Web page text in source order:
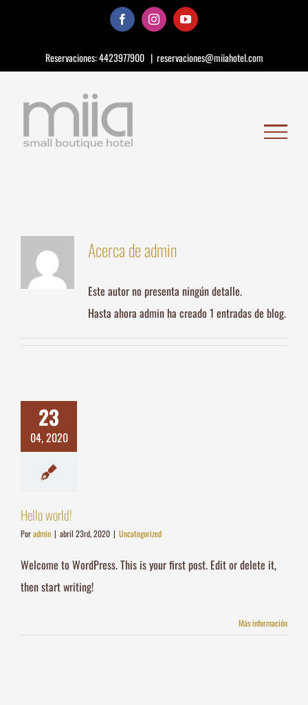
FacebookInstagramYouTube
Reservaciones:4423977900 | reservaciones@miiahotel.com
Acerca deadmin
Este autor no presenta ningún detalle.
Hasta ahora admin ha creado 1 entradas de blog.
23
04, 2020
Hello world!
Poradmin | abril 23rd, 2020 | Uncategorized
Welcome to WordPress. This is your first post. Edit or delete it,
then start writing!
Más información